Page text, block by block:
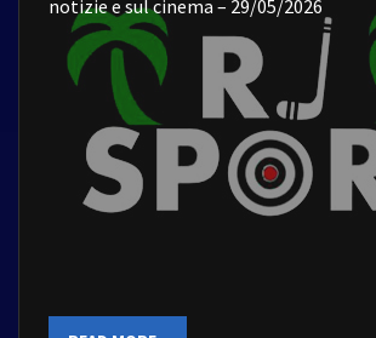
notizie e sul cinema – 29/05/2026